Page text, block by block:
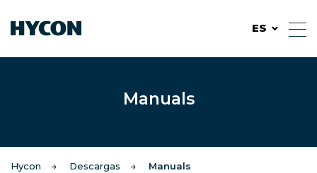
ES
Manuals
Hycon Descargas Manuals